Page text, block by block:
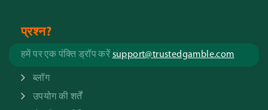
प्रश्न?
हमें पर एक पंक्ति ड्रॉप करें support@trustedgamble.com
ब्लॉग
उपयोग की शर्तें